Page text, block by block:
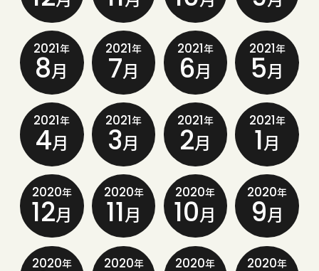
2021年
8月
2021年
7月
2021年
6月
2021年
5月
2021年
4月
2021年
3月
2021年
2月
2021年
1月
2020年
12月
2020年
11月
2020年
10月
2020年
9月
2020年 2020年 2020年 2020年